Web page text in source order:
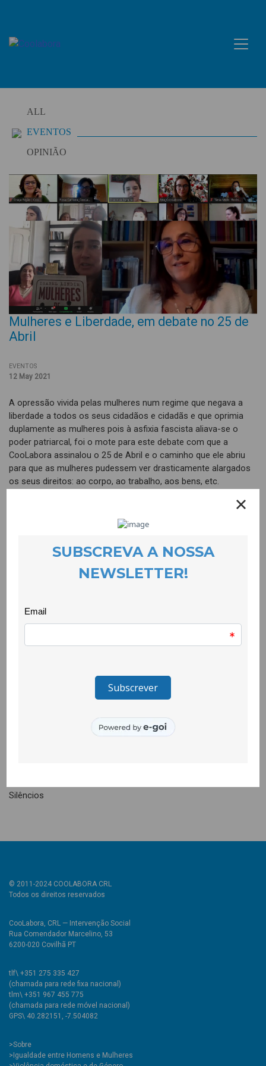
content
ALL
EVENTOS
OPINIÃO
Mulheres e Liberdade, em debate no 25 de
Abril
EVENTOS
12 May 2021
A opressão vivida pelas mulheres num regime que negava a
liberdade a todos os seus cidadãos e cidadãs e que oprimia
duplamente as mulheres pois à asfixia fascista aliava-se o
poder patriarcal, foi o mote para este debate com que a
CooLabora assinalou o 25 de Abril e o caminho que ele abriu
para que as mulheres pudessem ver drasticamente alargados
os seus direitos: ao corpo, ao trabalho, aos bens, etc.
A sessão Mulheres e Liberdade partiu desta dupla opressão e
dos livros de duas escritoras: Isabel Lindim, jornalista e autora
dá relevo à ousadia de mulheres que lutaram contra um regime
violento, fazendo também algo que se supunha reservado aos
homens; e Ana Cristina Silva, escritora e autora de As Longas
Das conquistas já alcançadas ao caminho que nos falta
percorrer, num tempo em que crescem populismos tóxicos,
mais democrática. O debate contou com a participação da
Secretária de Estado para a Cidadania e a Igualdade, Rosa
presidente da CooLabora, Isabel Lindim, jornalista, e Ana
Cristina Silva, escritora. A moderação foi feita por Rui Sena,
Silêncios
© 2011-2024 COOLABORA CRL
Todos os direitos reservados
CooLabora, CRL — Intervenção Social
Rua Comendador Marcelino, 53
6200-020 Covilhã PT
tlf\ +351 275 335 427
(chamada para rede fixa nacional)
tlm\ +351 967 455 775
(chamada para rede móvel nacional)
GPS\ 40.282151, -7.504082
>Sobre
>Igualdade entre Homens e Mulheres